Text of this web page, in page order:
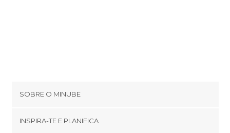
SOBRE O MINUBE
INSPIRA-TE E PLANIFICA